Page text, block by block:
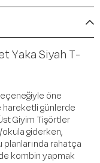
Yaka Siyah T-
öne
hareketli günlerde
Giyim Tişörtler
giderken,
rahatça
kombin yapmak